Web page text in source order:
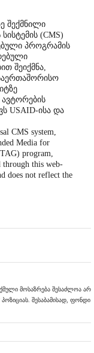
შექმნილი
(CMS)
პროგრამის
შეიქმნა,
USAID-ისა და
CMS system,
Media for
program,
through this web-
does not reflect the
მოსაზრება შესაძლოა არ
შესაბამისად, ფონდი